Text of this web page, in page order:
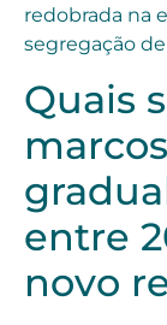
redobrada na
segregação
Quais
entre
novo